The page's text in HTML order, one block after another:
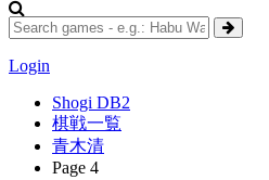
Login
Shogi DB2
棋戦一覧
青木清
Page 4